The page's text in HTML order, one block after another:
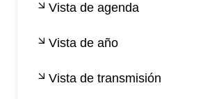
Vista de agenda
Vista de año
Vista de transmisión